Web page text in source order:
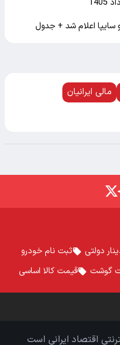
اعلام شد + جدول
مالی ایرانیان
دولتی
ثبت نام خودرو
گوشت قیمت کالا اساسی
اقتصاد ایرانی است